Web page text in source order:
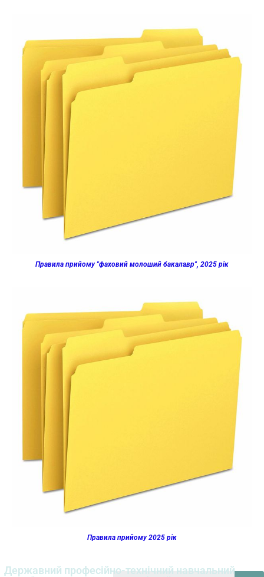
Правила прийому "фаховий молоший бакалавр", 2025 рік
Правила прийому 2025 рік
Державний професійно-технічний навчальний